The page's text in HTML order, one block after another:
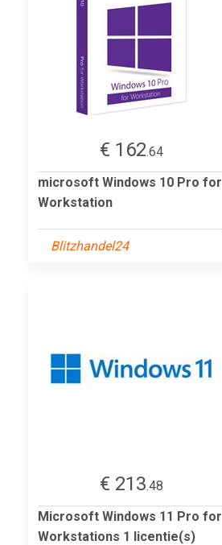
€ 162.64
microsoft Windows 10 Pro for
Workstation
Blitzhandel24
€ 213.48
Microsoft Windows 11 Pro for
Workstations 1 licentie(s)